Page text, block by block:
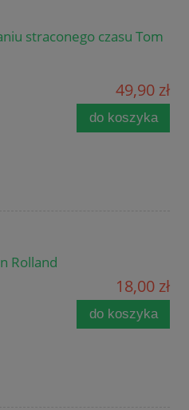
straconego czasu Tom
49,90 zł
do koszyka
Rolland
18,00 zł
do koszyka